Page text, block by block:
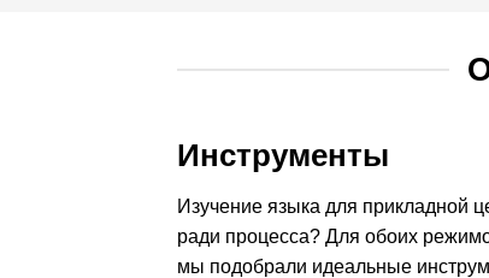
Инструменты
Изучение языка для прикладной
ради процесса? Для обоих
мы подобрали идеальные